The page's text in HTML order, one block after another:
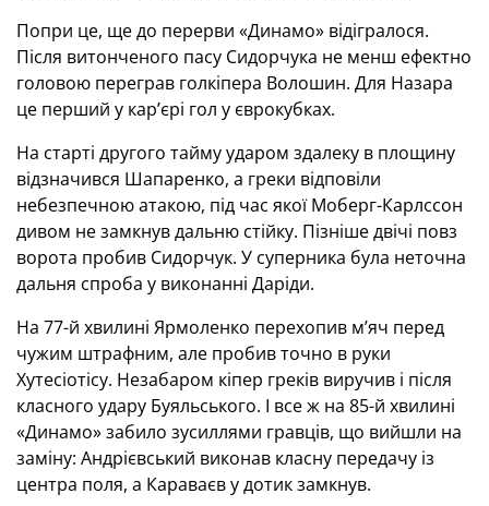
Попри це, ще до перерви «Динамо» відігралося.
Після витонченого пасу Сидорчука не менш ефектно
головою переграв голкіпера Волошин. Для Назара
це перший у кар’єрі гол у єврокубках.
На старті другого тайму ударом здалеку в площину
відзначився Шапаренко, а греки відповіли
небезпечною атакою, під час якої Моберг-Карлссон
дивом не замкнув дальню стійку. Пізніше двічі повз
ворота пробив Сидорчук. У суперника була неточна
дальня спроба у виконанні Даріди.
На 77-й хвилині Ярмоленко перехопив м’яч перед
чужим штрафним, але пробив точно в руки
Хутесіотісу. Незабаром кіпер греків виручив і після
класного удару Буяльського. І все ж на 85-й хвилині
«Динамо» забило зусиллями гравців, що вийшли на
заміну: Андрієвський виконав класну передачу із
центра поля, а Караваєв у дотик замкнув.